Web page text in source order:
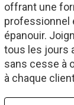
offrant une
professionnel
épanouir.
tous les jours
sans cesse à
à chaque